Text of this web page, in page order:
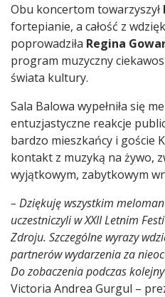
Obu koncertom towarzyszył
fortepianie, a całość z
poprowadziła Regina
program muzyczny
świata kultury.
Sala Balowa wypełniła się
entuzjastyczne reakcje
bardzo mieszkańcy i goście
kontakt z muzyką na żywo,
wyjątkowym, zabytkowym
– Dziękuję wszystkim
uczestniczyli w XXII Letnim
Zdroju. Szczególne wyrazy
partnerów wydarzenia za
Do zobaczenia podczas
Victoria Andrea Gurgul –